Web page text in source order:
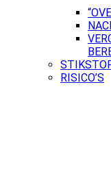
RISICO’S